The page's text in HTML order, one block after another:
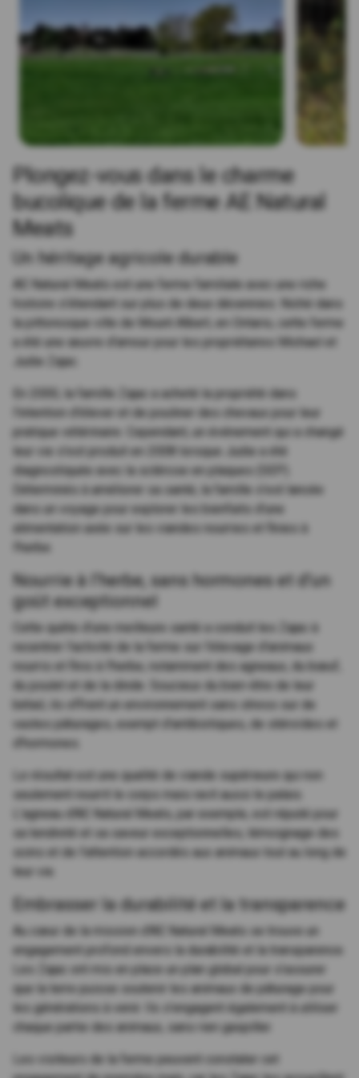
Plongez-vous dans le charme
bucolique de la ferme AE Natural
Meats
Un héritage agricole durable
AE Natural Meats est une ferme familiale avec une riche
histoire s'étendant sur plus de deux décennies. Niché dans
la pittoresque ville de Mount Albert, en Ontario, cette ferme
a été une œuvre d'amour pour les propriétaires Michael et
Judie Zajac.
En 2000, la famille Zajac a acheté la propriété dans
l'intention d'élever et de pouliner des chevaux pour leur
pratique vétérinaire. Cependant, un événement qui a changé
leur vie s'est produit en 2008 lorsque Judie a été
diagnostiquée avec la sclérose en plaques (SEP).
Déterminés à améliorer sa santé, la famille s'est lancée
dans un voyage pour explorer les bienfaits d'une
alimentation axée sur les viandes nourries et finies à
l'herbe.
Nourrie à l'herbe, sans hormones et d'un
goût exceptionnel
Cette quête d'une meilleure santé a conduit les Zajac à
recentrer l'activité de la ferme sur l'élevage d'animaux
nourris et finis à l'herbe, notamment des agneaux, du bœuf,
du poulet et de la dinde. Soucieux du bien-être de leur
bétail, ils offrent un environnement sans stress sur de
vastes pâturages, exempt d'antibiotiques, de stéroïdes et
d'hormones.
Le résultat est une qualité de viande supérieure qui non
seulement nourrit le corps mais ravit aussi le palais.
L'agneau d'AE Natural Meats, par exemple, est réputé pour
sa tendreté et sa saveur exceptionnelles, témoignage des
soins et de l'attention accordés aux animaux tout au long de
leur vie.
Embrasser la durabilité et la transparence
Au cœur de la mission d'AE Natural Meats se trouve un
engagement profond envers la durabilité et la transparence.
Les Zajac ont mis en place un plan global pour s'assurer
que la terre puisse soutenir les animaux de pâturage pour
les générations à venir. Ils s'engagent également à utiliser
chaque partie des animaux, sans rien gaspiller.
Les visiteurs de la ferme peuvent constater cet